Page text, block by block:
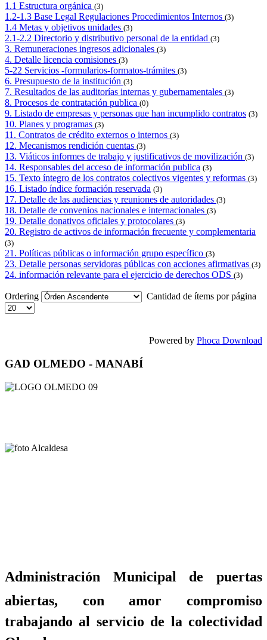
1.1 Estructura orgánica (3)
1.2-1.3 Base Legal Regulaciones Procedimientos Internos (3)
1.4 Metas y objetivos unidades (3)
2.1-2.2 Directorio y distributivo personal de la entidad (3)
3. Remuneraciones ingresos adicionales (3)
4. Detalle licencia comisiones (3)
5-22 Servicios -formularios-formatos-trámites (3)
6. Presupuesto de la institución (3)
7. Resultados de las auditorías internas y gubernamentales (3)
8. Procesos de contratación publica (0)
9. Listado de empresas y personas que han incumplido contratos (3)
10. Planes y programas (3)
11. Contratos de crédito externos o internos (3)
12. Mecanismos rendición cuentas (3)
13. Viáticos informes de trabajo y justificativos de movilización (3)
14. Responsables del acceso de información publica (3)
15. Texto íntegro de los contratos colectivos vigentes y reformas (3)
16. Listado índice formación reservada (3)
17. Detalle de las audiencias y reuniones de autoridades (3)
18. Detalle de convenios nacionales e internacionales (3)
19. Detalle donativos oficiales y protocolares (3)
20. Registro de activos de información frecuente y complementaria
(3)
21. Políticas públicas o información grupo específico (3)
23. Detalle personas servidoras públicas con acciones afirmativas (3)
24. información relevante para el ejercicio de derechos ODS (3)
Ordering Cantidad de ítems por página
Powered by Phoca Download
GAD OLMEDO - MANABÍ
Administración Municipal de puertas
abiertas, con amor compromiso
trabajando al servicio de la colectividad